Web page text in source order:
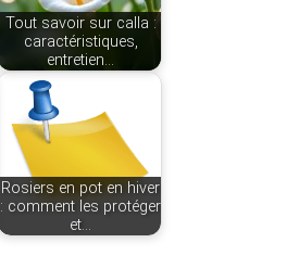
Tout savoir sur calla :
caractéristiques,
entretien…
Rosiers en pot en hiver
: comment les protéger
et…